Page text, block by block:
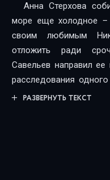
Анна Стерхова
море еще холодное –
своим любимым
отложить ради
Савельев направил
расследования
характер – двадцать
РАЗВЕРНУТЬ ТЕКСТ